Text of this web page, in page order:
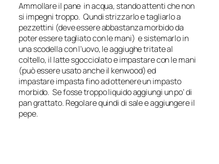
Ammollare il pane in acqua, stando attenti che non
si impegni troppo. Qundi strizzarlo e tagliarlo a
pezzettini (deve essere abbastanza morbido da
poter essere tagliato con le mani) e sistemarlo in
una scodella con l’uovo, le aggiughe tritate al
coltello, il latte sgocciolato e impastare con le mani
(può essere usato anche il kenwood) ed
impastare impasta fino ad ottenere un impasto
morbido. Se fosse troppo liquido aggiungi un po’ di
pan grattato. Regolare quindi di sale e aggiungere il
pepe.